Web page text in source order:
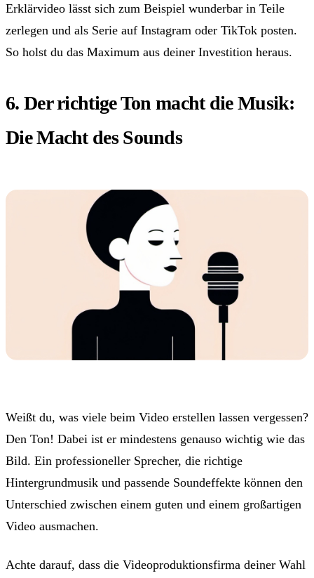
Erklärvideo lässt sich zum Beispiel wunderbar in Teile
zerlegen und als Serie auf Instagram oder TikTok posten.
So holst du das Maximum aus deiner Investition heraus.
6. Der richtige Ton macht die Musik:
Die Macht des Sounds
Weißt du, was viele beim Video erstellen lassen vergessen?
Den Ton! Dabei ist er mindestens genauso wichtig wie das
Bild. Ein professioneller Sprecher, die richtige
Hintergrundmusik und passende Soundeffekte können den
Unterschied zwischen einem guten und einem großartigen
Video ausmachen.
Achte darauf, dass die Videoproduktionsfirma deiner Wahl